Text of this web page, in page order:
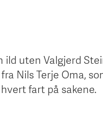
ild uten Valgjerd
Nils Terje Oma,
fart på sakene.